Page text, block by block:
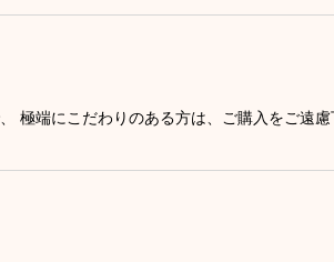
極端にこだわりのある方は、ご購入をご遠